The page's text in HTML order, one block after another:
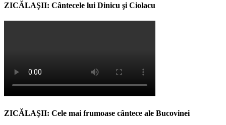
ZICĂLAŞII: Cântecele lui Dinicu şi Ciolacu
ZICĂLAŞII: Cele mai frumoase cântece ale Bucovinei